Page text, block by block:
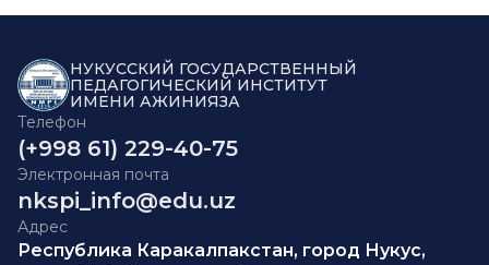
НУКУССКИЙ ГОСУДАРСТВЕННЫЙ
ПЕДАГОГИЧЕСКИЙ ИНСТИТУТ
ИМЕНИ АЖИНИЯЗА
Телефон
(+998 61) 229-40-75
Электронная почта
nkspi_info@edu.uz
Адрес
Республика Каракалпакстан, город Нукус,